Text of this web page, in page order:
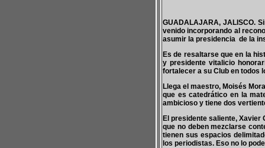
GUADALAJARA, JALISCO.
venido incorporando al
asumir la presidencia de la
Es de resaltarse que en la
y presidente vitalicio
fortalecer a su Club en todos
Llega el maestro, Moisés
que es catedrático en la
ambicioso y tiene dos
El presidente saliente, Xavier
que no deben mezclarse
tienen sus espacios
los periodistas. Eso no lo